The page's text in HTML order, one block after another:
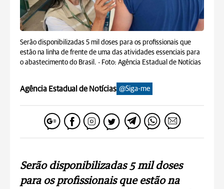
Serão disponibilizadas 5 mil doses para os profissionais que
estão na linha de frente de uma das atividades essenciais para
o abastecimento do Brasil. - Foto: Agência Estadual de Notícias
Agência Estadual de Notícias @Siga-me
Serão disponibilizadas 5 mil doses
para os profissionais que estão na